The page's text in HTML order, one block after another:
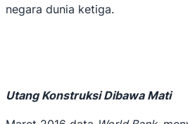
negara dunia ketiga.
Utang Konstruksi Dibawa Mati